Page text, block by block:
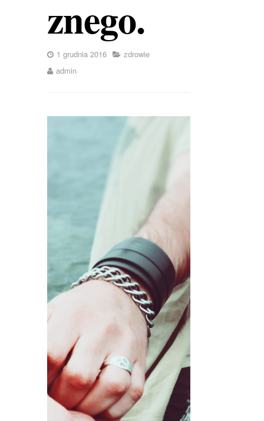
znego.
1 grudnia 2016
zdrowie
admin